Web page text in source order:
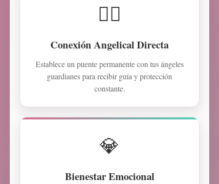
🧘‍♀️
Conexión Angelical Directa
Establece un puente permanente con tus ángeles
guardianes para recibir guía y protección
constante.
💎
Bienestar Emocional